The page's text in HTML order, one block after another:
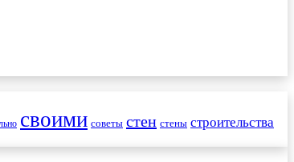
своими советы стен стены строительства